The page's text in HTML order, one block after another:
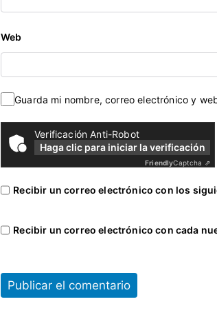
Web
Guarda mi nombre, correo electrónico y
Verificación Anti-Robot
Haga clic para iniciar la verificación
FriendlyCaptcha ⇗
Recibir un correo electrónico con los
Recibir un correo electrónico con cada